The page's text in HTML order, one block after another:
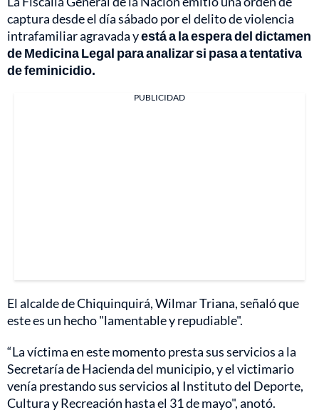
captura desde el día sábado por el delito de violencia
intrafamiliar agravada yestá a la espera del dictamen
de Medicina Legal para analizar si pasa a tentativa
de feminicidio.
PUBLICIDAD
El alcalde de Chiquinquirá, Wilmar Triana, señaló que
este es un hecho "lamentable y repudiable".
“La víctima en este momento presta sus servicios a la
Secretaría de Hacienda del municipio, y el victimario
venía prestando sus servicios al Instituto del Deporte,
Cultura y Recreación hasta el 31 de mayo", anotó.